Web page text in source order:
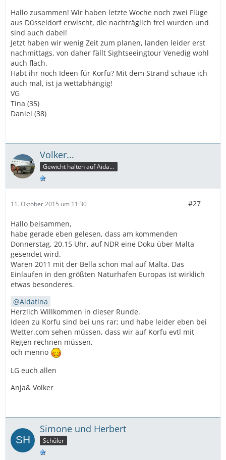
Hallo zusammen! Wir haben letzte Woche noch zwei Flüge
aus Düsseldorf erwischt, die nachträglich frei wurden und
sind auch dabei!
Jetzt haben wir wenig Zeit zum planen, landen leider erst
nachmittags, von daher fällt Sightseeingtour Venedig wohl
auch flach.
Habt ihr noch Ideen für Korfu? Mit dem Strand schaue ich
auch mal, ist ja wettabhängig!
VG
Tina (35)
Daniel (38)
Volker...
Gewicht halten auf Aida ist so wahrscheinlich wie Sonne tanken im U-Boot
11. Oktober 2015 um 11:30 #27
Hallo beisammen,
habe gerade eben gelesen, dass am kommenden
Donnerstag, 20.15 Uhr, auf NDR eine Doku über Malta
gesendet wird.
Waren 2011 mit der Bella schon mal auf Malta. Das
Einlaufen in den größten Naturhafen Europas ist wirklich
etwas besonderes.
Aidatina
Herzlich Willkommen in dieser Runde.
Ideen zu Korfu sind bei uns rar; und habe leider eben bei
Wetter.com sehen müssen, dass wir auf Korfu evtl mit
Regen rechnen müssen,
och menno
LG euch allen
Anja& Volker
Simone und Herbert
Schüler